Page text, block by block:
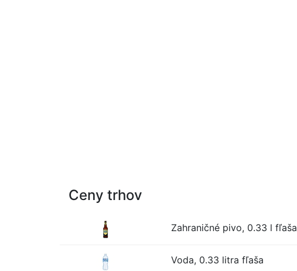
Ceny trhov
Zahraničné pivo, 0.33 l fľaša
Voda, 0.33 litra fľaša